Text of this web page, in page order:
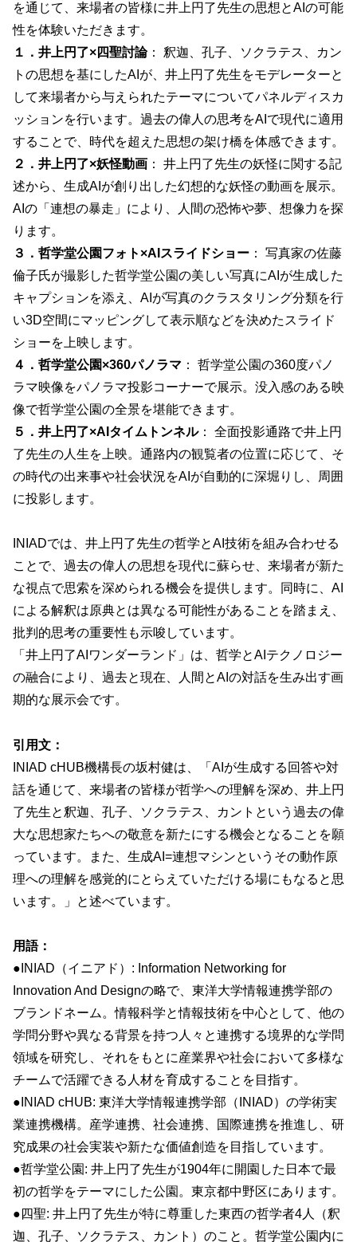
を通じて、来場者の皆様に井上円了先生の思想とAIの可能
性を体験いただきます。
１．井上円了×四聖討論： 釈迦、孔子、ソクラテス、カン
トの思想を基にしたAIが、井上円了先生をモデレーターと
して来場者から与えられたテーマについてパネルディスカ
ッションを行います。過去の偉人の思考をAIで現代に適用
することで、時代を超えた思想の架け橋を体感できます。
２．井上円了×妖怪動画 ： 井上円了先生の妖怪に関する記
述から、生成AIが創り出した幻想的な妖怪の動画を展示。
AIの「連想の暴走」により、人間の恐怖や夢、想像力を探
ります。
３．哲学堂公園フォト×AIスライドショー ： 写真家の佐藤
倫子氏が撮影した哲学堂公園の美しい写真にAIが生成した
キャプションを添え、AIが写真のクラスタリング分類を行
い3D空間にマッピングして表示順などを決めたスライド
ショーを上映します。
４．哲学堂公園×360パノラマ ： 哲学堂公園の360度パノ
ラマ映像をパノラマ投影コーナーで展示。没入感のある映
像で哲学堂公園の全景を堪能できます。
５．井上円了×AIタイムトンネル： 全面投影通路で井上円
了先生の人生を上映。通路内の観覧者の位置に応じて、そ
の時代の出来事や社会状況をAIが自動的に深堀りし、周囲
に投影します。
INIADでは、井上円了先生の哲学とAI技術を組み合わせる
ことで、過去の偉人の思想を現代に蘇らせ、来場者が新た
な視点で思索を深められる機会を提供します。同時に、AI
による解釈は原典とは異なる可能性があることを踏まえ、
批判的思考の重要性も示唆しています。
「井上円了AIワンダーランド」は、哲学とAIテクノロジー
の融合により、過去と現在、人間とAIの対話を生み出す画
期的な展示会です。
引用文：
INIAD cHUB機構長の坂村健は、「AIが生成する回答や対
話を通じて、来場者の皆様が哲学への理解を深め、井上円
了先生と釈迦、孔子、ソクラテス、カントという過去の偉
大な思想家たちへの敬意を新たにする機会となることを願
っています。また、生成AI=連想マシンというその動作原
理への理解を感覚的にとらえていただける場にもなると思
います。」と述べています。
用語：
●INIAD（イニアド）: Information Networking for
Innovation And Designの略で、東洋大学情報連携学部の
ブランドネーム。情報科学と情報技術を中心として、他の
学問分野や異なる背景を持つ人々と連携する境界的な学問
領域を研究し、それをもとに産業界や社会において多様な
チームで活躍できる人材を育成することを目指す。
●INIAD cHUB: 東洋大学情報連携学部（INIAD）の学術実
業連携機構。産学連携、社会連携、国際連携を推進し、研
究成果の社会実装や新たな価値創造を目指しています。
●哲学堂公園: 井上円了先生が1904年に開園した日本で最
初の哲学をテーマにした公園。東京都中野区にあります。
●四聖: 井上円了先生が特に尊重した東西の哲学者4人（釈
迦、孔子、ソクラテス、カント）のこと。哲学堂公園内に